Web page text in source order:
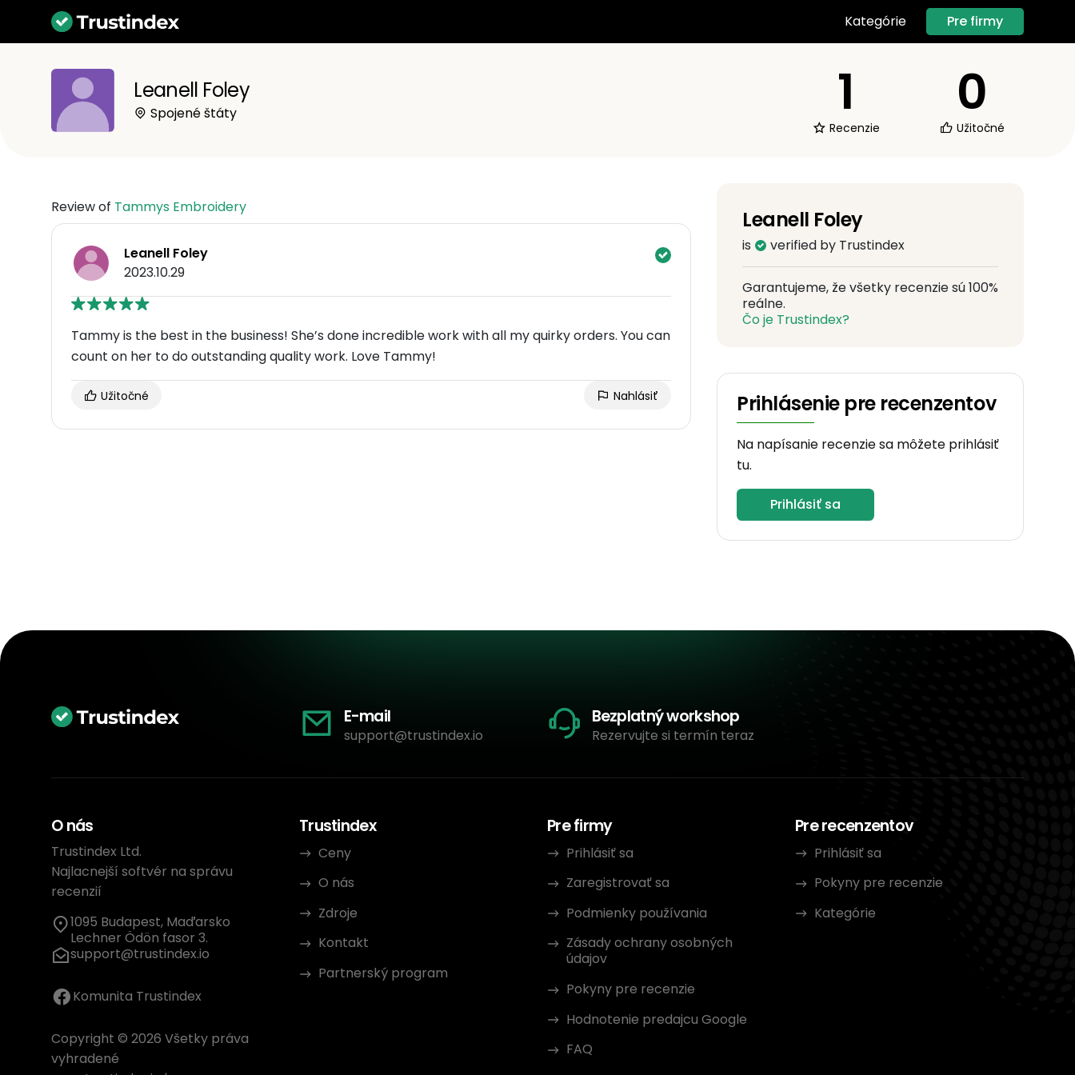
Kategórie Pre firmy
Leanell Foley
Spojené štáty 1
Recenzie
0
Užitočné
Review of Tammys Embroidery
Leanell Foley
2023.10.29
Tammy is the best in the business! She’s done incredible work with all my quirky orders. You can
count on her to do outstanding quality work. Love Tammy!
Užitočné Nahlásiť
Leanell Foley
is verified by Trustindex
Garantujeme, že všetky recenzie sú 100%
reálne.
Čo je Trustindex?
Prihlásenie pre recenzentov
Na napísanie recenzie sa môžete prihlásiť
tu.
Prihlásiť sa
E-mail
support@trustindex.io
Bezplatný workshop
Rezervujte si termín teraz
O nás
Trustindex Ltd.
Najlacnejší softvér na správu
recenzií
1095 Budapest, Maďarsko
Lechner Ödön fasor 3.
support@trustindex.io
Komunita Trustindex
Copyright © 2026 Všetky práva
vyhradené
Trustindex
Ceny
O nás
Zdroje
Kontakt
Partnerský program
Pre firmy
Prihlásiť sa
Zaregistrovať sa
Podmienky používania
Zásady ochrany osobných
údajov
Pokyny pre recenzie
Hodnotenie predajcu Google
FAQ
Pre recenzentov
Prihlásiť sa
Pokyny pre recenzie
Kategórie